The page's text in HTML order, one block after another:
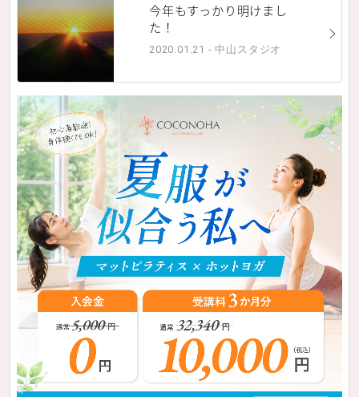
今年もすっかり明けまし
た！
2020.01.21 - 中山スタジオ